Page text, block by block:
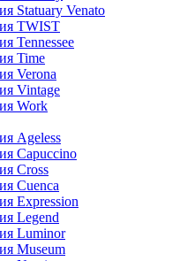
Statuary Venato
TWIST
Tennessee
Time
Verona
Vintage
Work
Ageless
Capuccino
Cross
Cuenca
Expression
Legend
Luminor
Museum